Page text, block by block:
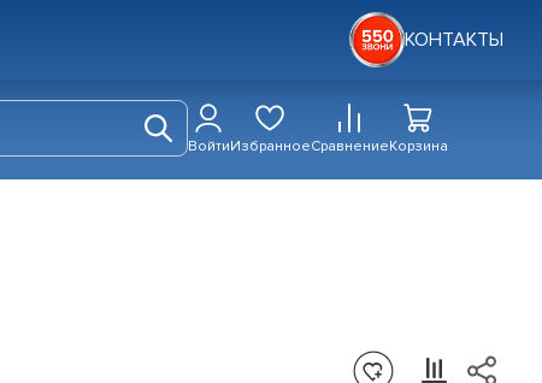
КОНТАКТЫ
ВойтиИзбранноеСравнениеКорзина